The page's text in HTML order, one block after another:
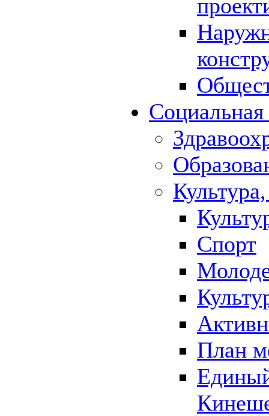
Спорт
План